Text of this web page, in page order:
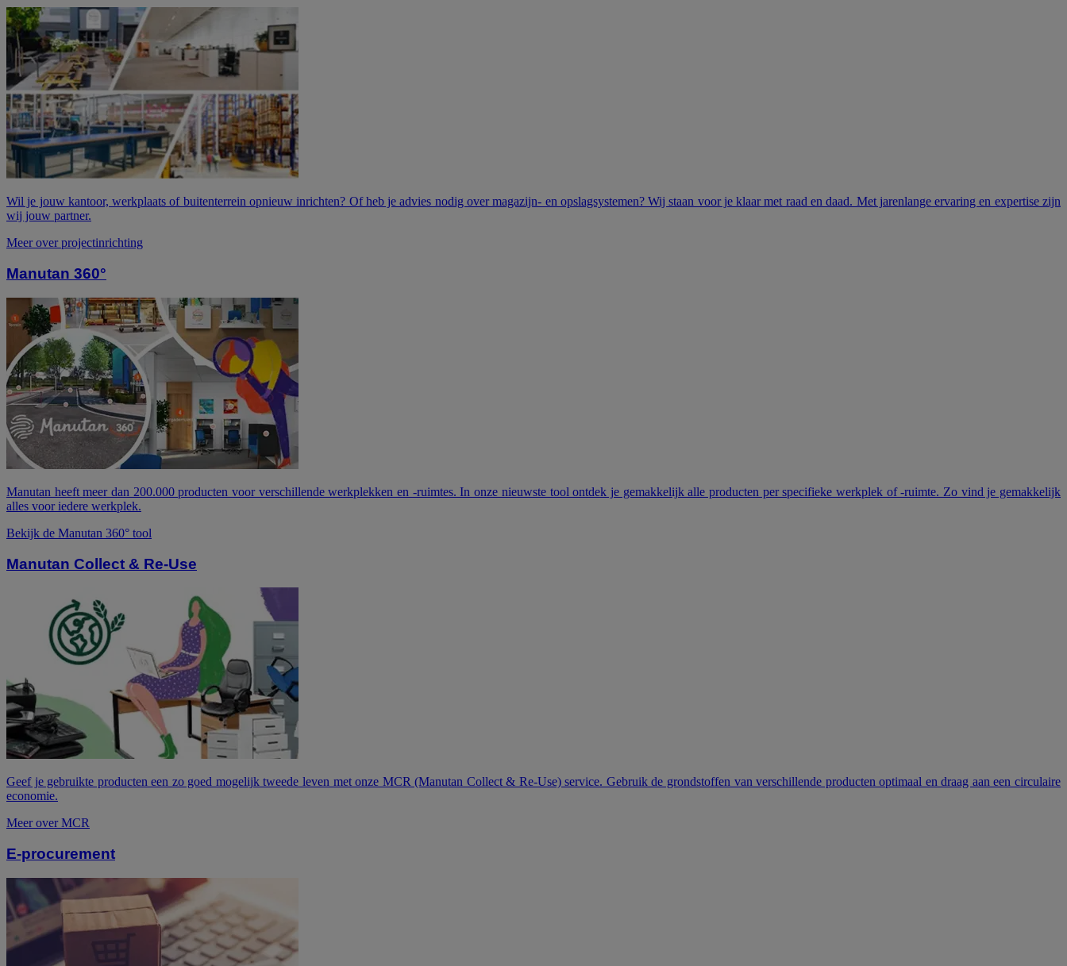
Wil je jouw kantoor, werkplaats of buitenterrein opnieuw inrichten? Of heb je advies nodig over magazijn- en opslagsystemen? Wij staan voor je klaar met raad en daad. Met jarenlange ervaring en expertise zijn
wij jouw partner.
Meer over projectinrichting
Manutan 360°
Manutan heeft meer dan 200.000 producten voor verschillende werkplekken en -ruimtes. In onze nieuwste tool ontdek je gemakkelijk alle producten per specifieke werkplek of -ruimte. Zo vind je gemakkelijk
alles voor iedere werkplek.
Bekijk de Manutan 360° tool
Manutan Collect & Re-Use
Geef je gebruikte producten een zo goed mogelijk tweede leven met onze MCR (Manutan Collect & Re-Use) service. Gebruik de grondstoffen van verschillende producten optimaal en draag aan een circulaire
economie.
Meer over MCR
E-procurement